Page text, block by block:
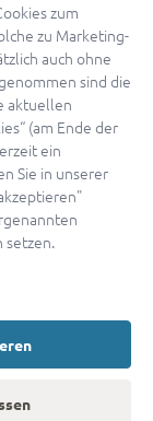
ourTerms of
zum
zu Marketing-
auch ohne
sind die
aktuellen
(am Ende der
ein
Sie in unserer
setzen.